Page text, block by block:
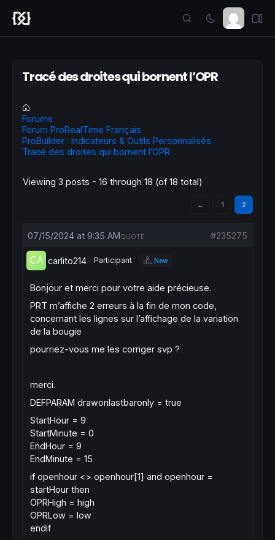
Tracé des droites qui bornent l’OPR
Forums
Forum ProRealTime Français
ProBuilder : Indicateurs & Outils Personnalisés
Tracé des droites qui bornent l’OPR
Viewing 3 posts - 16 through 18 (of 18 total)
← 1 2
07/15/2024 at 9:35 AM #235275
QUOTE
carlito214 Participant New
Bonjour et merci pour votre aide précieuse.
PRT m’affiche 2 erreurs à la fin de mon code,
concernant les lignes sur l’affichage de la variation
de la bougie
pourriez-vous me les corriger svp ?
merci.
DEFPARAM drawonlastbaronly = true
StartHour = 9
StartMinute = 0
EndHour = 9
EndMinute = 15
if openhour <> openhour[1] and openhour =
startHour then
OPRHigh = high
OPRLow = low
endif